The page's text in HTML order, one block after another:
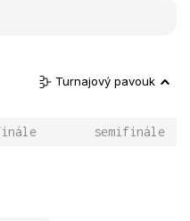
Turnajový pavouk
semifinále